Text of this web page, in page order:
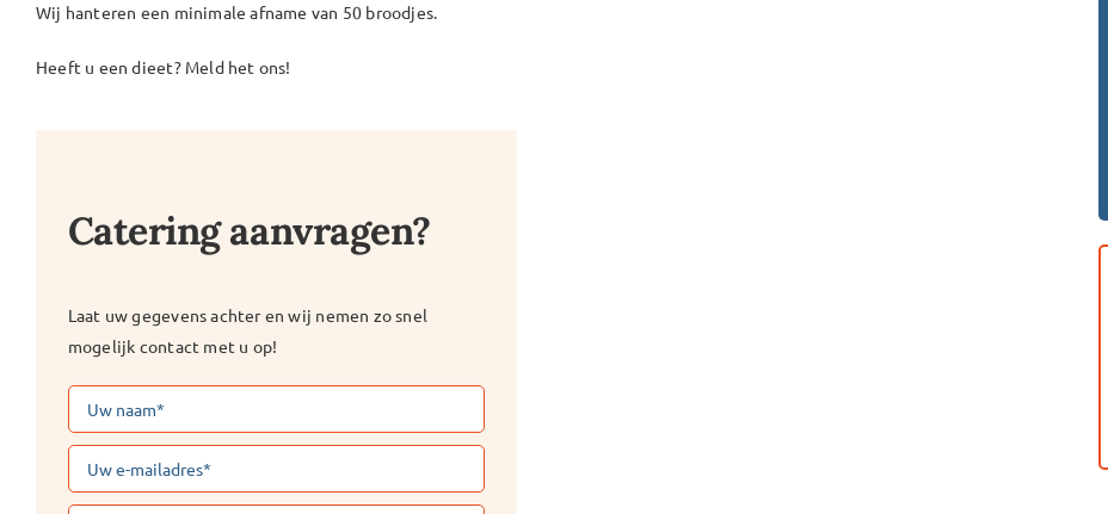
Wij hanteren een minimale afname van 50 broodjes.
Heeft u een dieet? Meld het ons!
Catering aanvragen?
Laat uw gegevens achter en wij nemen zo snel
mogelijk contact met u op!